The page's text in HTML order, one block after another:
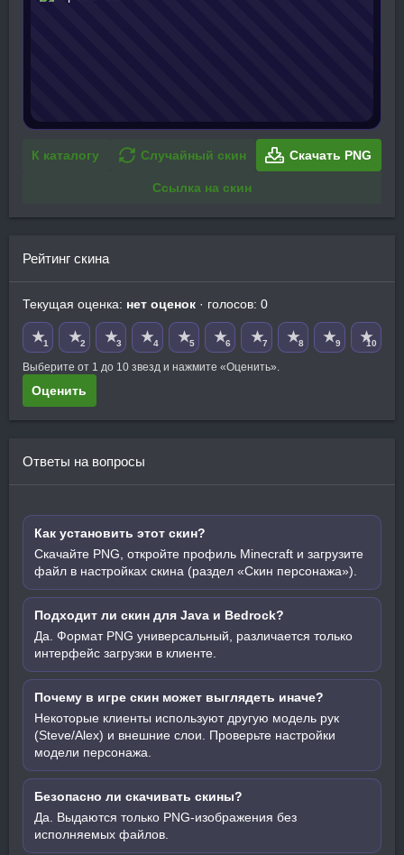
К каталогу Случайный скин Скачать PNG
Ссылка на скин
Рейтинг скина
Текущая оценка: нет оценок · голосов: 0
★1 ★2 ★3 ★4 ★5 ★6 ★7 ★8 ★9 ★10
Выберите от 1 до 10 звезд и нажмите «Оценить».
Оценить
Ответы на вопросы
Как установить этот скин?
Скачайте PNG, откройте профиль Minecraft и загрузите
файл в настройках скина (раздел «Скин персонажа»).
Подходит ли скин для Java и Bedrock?
Да. Формат PNG универсальный, различается только
интерфейс загрузки в клиенте.
Почему в игре скин может выглядеть иначе?
Некоторые клиенты используют другую модель рук
(Steve/Alex) и внешние слои. Проверьте настройки
модели персонажа.
Безопасно ли скачивать скины?
Да. Выдаются только PNG-изображения без
исполняемых файлов.